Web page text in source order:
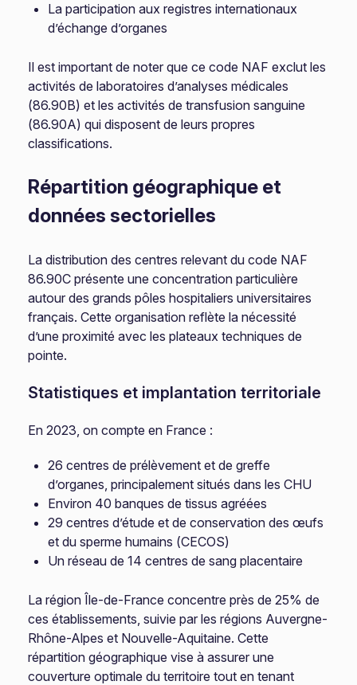
La participation aux registres internationaux
d’échange d’organes
Il est important de noter que ce code NAF exclut les
activités de laboratoires d’analyses médicales
(86.90B) et les activités de transfusion sanguine
(86.90A) qui disposent de leurs propres
classifications.
Répartition géographique et
données sectorielles
La distribution des centres relevant du code NAF
86.90C présente une concentration particulière
autour des grands pôles hospitaliers universitaires
français. Cette organisation reflète la nécessité
d’une proximité avec les plateaux techniques de
pointe.
Statistiques et implantation territoriale
En 2023, on compte en France :
26 centres de prélèvement et de greffe
d’organes, principalement situés dans les CHU
Environ 40 banques de tissus agréées
29 centres d’étude et de conservation des œufs
et du sperme humains (CECOS)
Un réseau de 14 centres de sang placentaire
La région Île-de-France concentre près de 25% de
ces établissements, suivie par les régions Auvergne-
Rhône-Alpes et Nouvelle-Aquitaine. Cette
répartition géographique vise à assurer une
couverture optimale du territoire tout en tenant